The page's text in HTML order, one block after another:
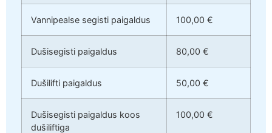
Vannipealse segisti paigaldus 100,00 €
Dušisegisti paigaldus 80,00 €
Dušilifti paigaldus 50,00 €
Dušisegisti paigaldus koos
dušiliftiga
100,00 €